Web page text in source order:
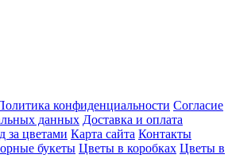
конфиденциальности Согласие
данных Доставка и оплата
за цветами Карта сайта Контакты
букеты Цветы в коробках Цветы в